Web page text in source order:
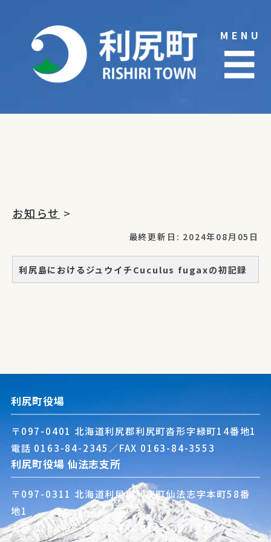
content
MENU
☰
お知らせ >
最終更新日: 2024年08月05日
利尻島におけるジュウイチCuculus fugaxの初記録
利尻町役場
〒097-0401 北海道利尻郡利尻町沓形字緑町14番地1
電話 0163-84-2345 ／FAX 0163-84-3553
利尻町役場 仙法志支所
〒097-0311 北海道利尻郡利尻町仙法志字本町58番
地1
電話0163-85-1011 ／FAX 0163-85-1745